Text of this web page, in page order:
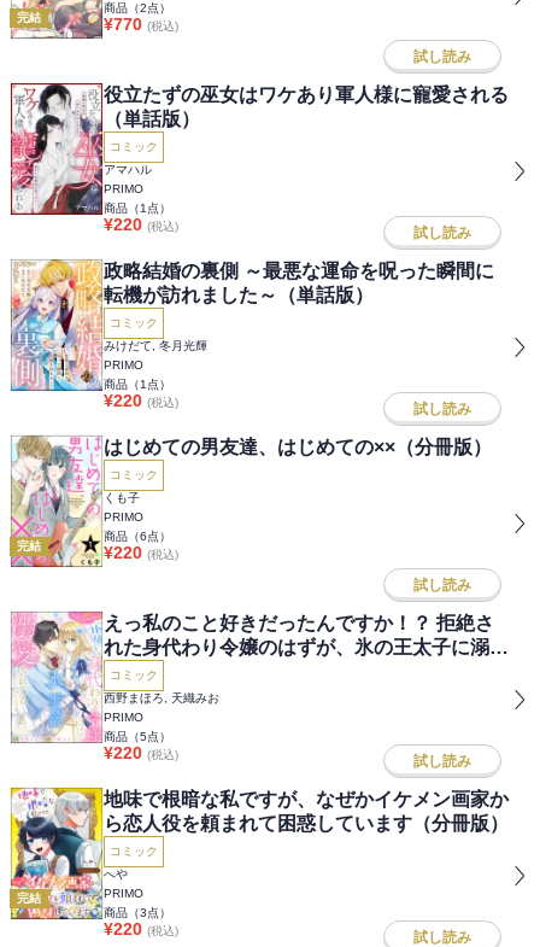
完結
商品（2点）
¥770 (税込)
試し読み
役立たずの巫女はワケあり軍人様に寵愛される
（単話版）
コミック
アマハル
PRIMO
商品（1 点）
¥220 (税込) 試し読み
政略結婚の裏側 ～最悪な運命を呪った瞬間に
転機が訪れました～（単話版）
コミック
みけだて, 冬月光輝
PRIMO
商品（1 点）
¥220 (税込) 試し読み
完結
はじめての男友達、はじめての××（分冊版）
コミック
くも子
PRIMO
商品（6点）
¥220 (税込)
試し読み
えっ私のこと好きだったんですか！？ 拒絶さ
れた身代わり令嬢のはずが、氷の王太子に溺愛
されてるみたいです（分冊版）
コミック
西野まほろ, 天織みお
PRIMO
商品（5点）
¥220 (税込) 試し読み
完結
地味で根暗な私ですが、なぜかイケメン画家か
ら恋人役を頼まれて困惑しています（分冊版）
コミック
へや
PRIMO
商品（3点）
¥220 (税込) 試し読み